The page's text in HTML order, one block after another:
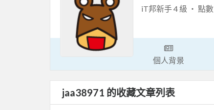
iT邦新手 4 級 ‧ 點數
個人背景
jaa38971 的收藏文章列表